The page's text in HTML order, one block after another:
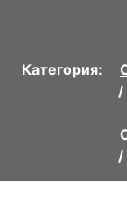
Категория: